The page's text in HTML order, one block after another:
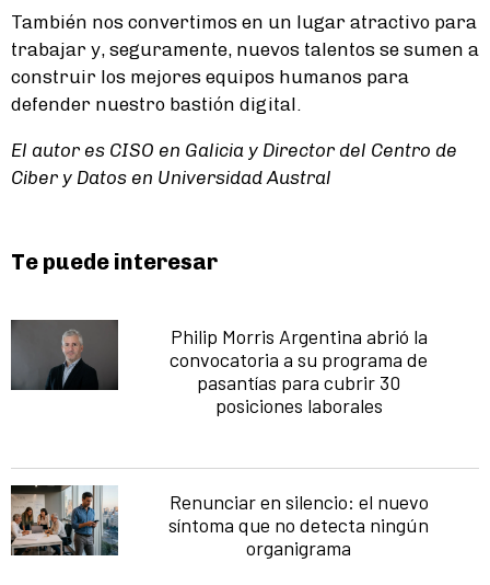
También nos convertimos en un lugar atractivo para
trabajar y, seguramente, nuevos talentos se sumen a
construir los mejores equipos humanos para
defender nuestro bastión digital.
El autor es CISO en Galicia y Director del Centro de
Ciber y Datos en Universidad Austral
Te puede interesar
Philip Morris Argentina abrió la
convocatoria a su programa de
pasantías para cubrir 30
posiciones laborales
Renunciar en silencio: el nuevo
síntoma que no detecta ningún
organigrama